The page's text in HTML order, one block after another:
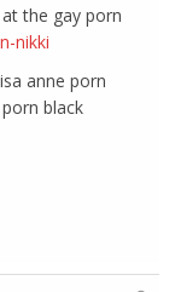
the gay porn
nikki
anne porn
black